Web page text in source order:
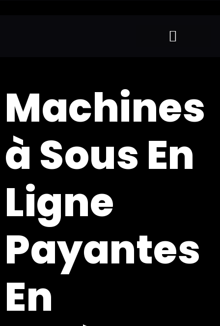
Machines
à Sous En
Ligne
Payantes
En